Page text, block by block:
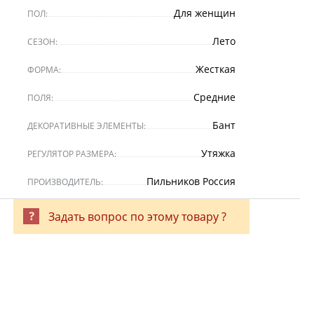
ПОЛ: Для женщин
СЕЗОН: Лето
ФОРМА: Жесткая
ПОЛЯ: Средние
ДЕКОРАТИВНЫЕ ЭЛЕМЕНТЫ: Бант
РЕГУЛЯТОР РАЗМЕРА: Утяжка
ПРОИЗВОДИТЕЛЬ: Пильников Россия
Задать вопрос по этому товару ?